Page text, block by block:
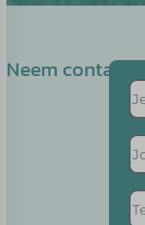
Neem contact